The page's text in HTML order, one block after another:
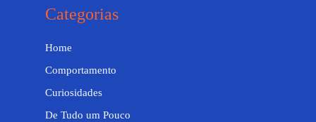
Categorias
Home
Comportamento
Curiosidades
De Tudo um Pouco